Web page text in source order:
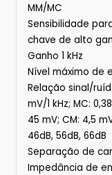
MM/MC
Sensibilidade
chave de alto
Ganho 1 kHz
Nível máximo de
Relação sinal/
mV/1 kHz; MC:
45 mV; CM: 4,5
46dB, 56dB, 66dB
Separação de
Impedância de